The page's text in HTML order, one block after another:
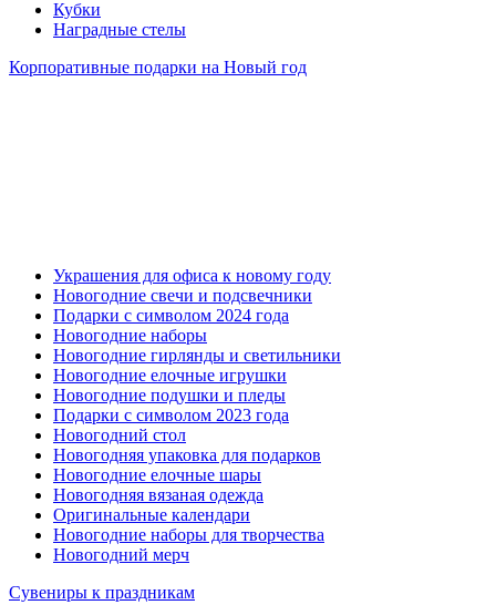
Кубки
Наградные стелы
Корпоративные подарки на Новый год
Украшения для офиса к новому году
Новогодние свечи и подсвечники
Подарки с символом 2024 года
Новогодние наборы
Новогодние гирлянды и светильники
Новогодние елочные игрушки
Новогодние подушки и пледы
Подарки с символом 2023 года
Новогодний стол
Новогодняя упаковка для подарков
Новогодние елочные шары
Новогодняя вязаная одежда
Оригинальные календари
Новогодние наборы для творчества
Новогодний мерч
Сувениры к праздникам